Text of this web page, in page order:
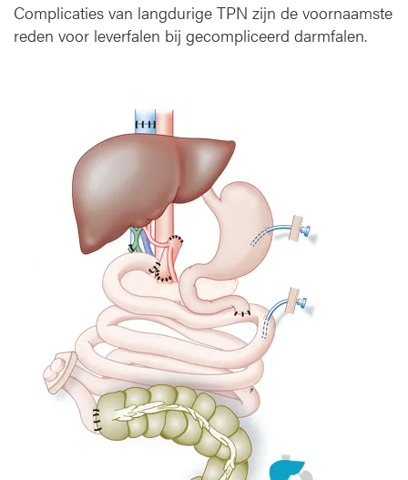
Complicaties van langdurige TPN zijn de voornaamste
reden voor leverfalen bij gecompliceerd darmfalen.